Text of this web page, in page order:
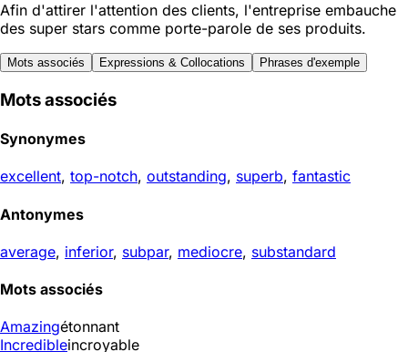
Afin d'attirer l'attention des clients, l'entreprise embauche
des super stars comme porte-parole de ses produits.
Mots associés Expressions & Collocations Phrases d'exemple
Mots associés
Synonymes
excellent, top-notch, outstanding, superb, fantastic
Antonymes
average, inferior, subpar, mediocre, substandard
Mots associés
Amazingétonnant
Incredibleincroyable